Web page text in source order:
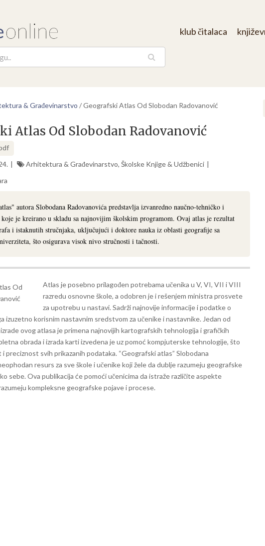
klub čitalaca
& Građevinarstvo /Geografski Atlas Od Slobodan Radovanović
Atlas Od Slobodan Radovanović
Arhitektura & Građevinarstvo, Školske Knjige & Udžbenici
autora Slobodana Radovanovića predstavlja izvanredno naučno-tehničko i
je kreirano u skladu sa najnovijim školskim programom. Ovaj atlas je rezultat
i istaknutih stručnjaka, uključujući i doktore nauka iz oblasti geografije sa
što osigurava visok nivo stručnosti i tačnosti.
Atlas je posebno prilagođen potrebama učenika u V, VI, VII i VIII
razredu osnovne škole, a odobren je i rešenjem ministra prosvete
za upotrebu u nastavi. Sadrži najnovije informacije i podatke o
izuzetno korisnim nastavnim sredstvom za učenike i nastavnike. Jedan od
ovog atlasa je primena najnovijih kartografskih tehnologija i grafičkih
obrada i izrada karti izvedena je uz pomoć kompjuterske tehnologije, što
preciznost svih prikazanih podataka. “Geografski atlas” Slobodana
resurs za sve škole i učenike koji žele da dublje razumeju geografske
sebe. Ova publikacija će pomoći učenicima da istraže različite aspekte
kompleksne geografske pojave i procese.